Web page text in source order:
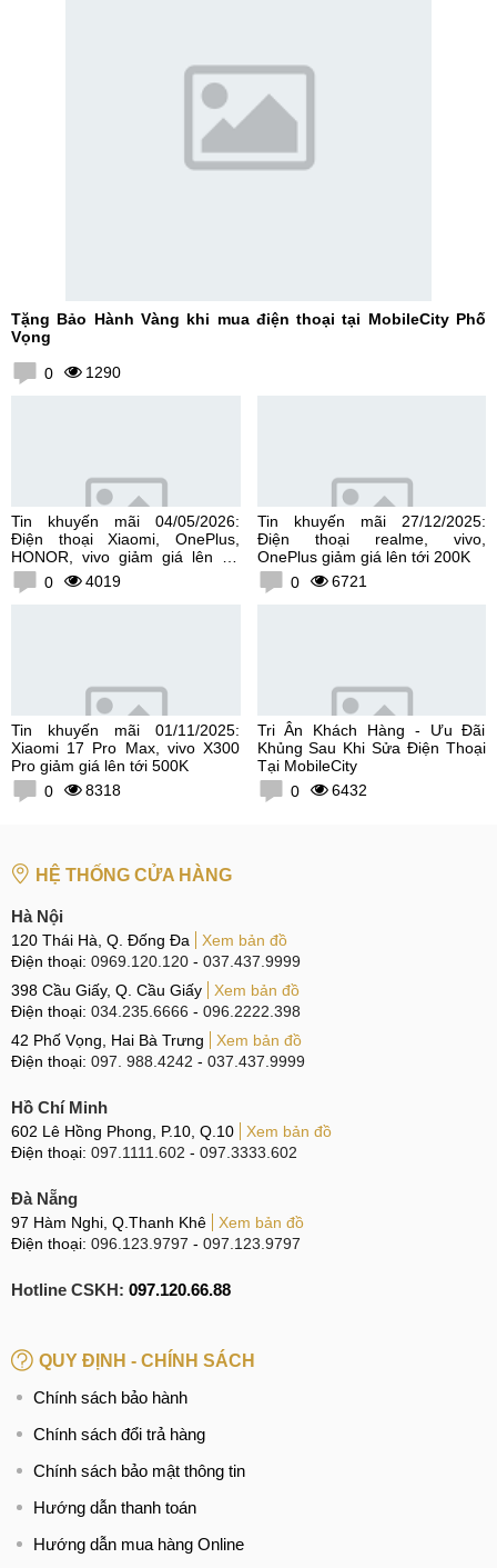
Tặng Bảo Hành Vàng khi mua điện thoại tại MobileCity Phố
Vọng
0 1290
Tin khuyến mãi 04/05/2026:
Điện thoại Xiaomi, OnePlus,
HONOR, vivo giảm giá lên tới
300K0 4019
Tin khuyến mãi 27/12/2025:
Điện thoại realme, vivo,
OnePlus giảm giá lên tới 200K
0
6721
Tin khuyến mãi 01/11/2025:
Xiaomi 17 Pro Max, vivo X300
Pro giảm giá lên tới 500K
0
8318
Tri Ân Khách Hàng - Ưu Đãi
Khủng Sau Khi Sửa Điện Thoại
Tại MobileCity
0
6432
HỆ THỐNG CỬA HÀNG
Hà Nội
120 Thái Hà, Q. Đống Đa
Xem bản đồ
Điện thoại: 0969.120.120 - 037.437.9999
398 Cầu Giấy, Q. Cầu Giấy
Xem bản đồ
Điện thoại: 034.235.6666 - 096.2222.398
42 Phố Vọng, Hai Bà Trưng
Xem bản đồ
Điện thoại: 097. 988.4242 - 037.437.9999
Hồ Chí Minh
602 Lê Hồng Phong, P.10, Q.10
Xem bản đồ
Điện thoại: 097.1111.602 - 097.3333.602
Đà Nẵng
97 Hàm Nghi, Q.Thanh Khê
Xem bản đồ
Điện thoại: 096.123.9797 - 097.123.9797
Hotline CSKH: 097.120.66.88
QUY ĐỊNH - CHÍNH SÁCH
Chính sách bảo hành
Chính sách đổi trả hàng
Chính sách bảo mật thông tin
Hướng dẫn thanh toán
Hướng dẫn mua hàng Online